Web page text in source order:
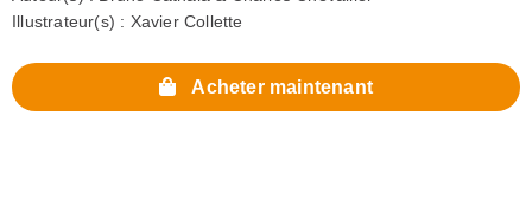
Illustrateur(s) : Xavier Collette
Acheter maintenant